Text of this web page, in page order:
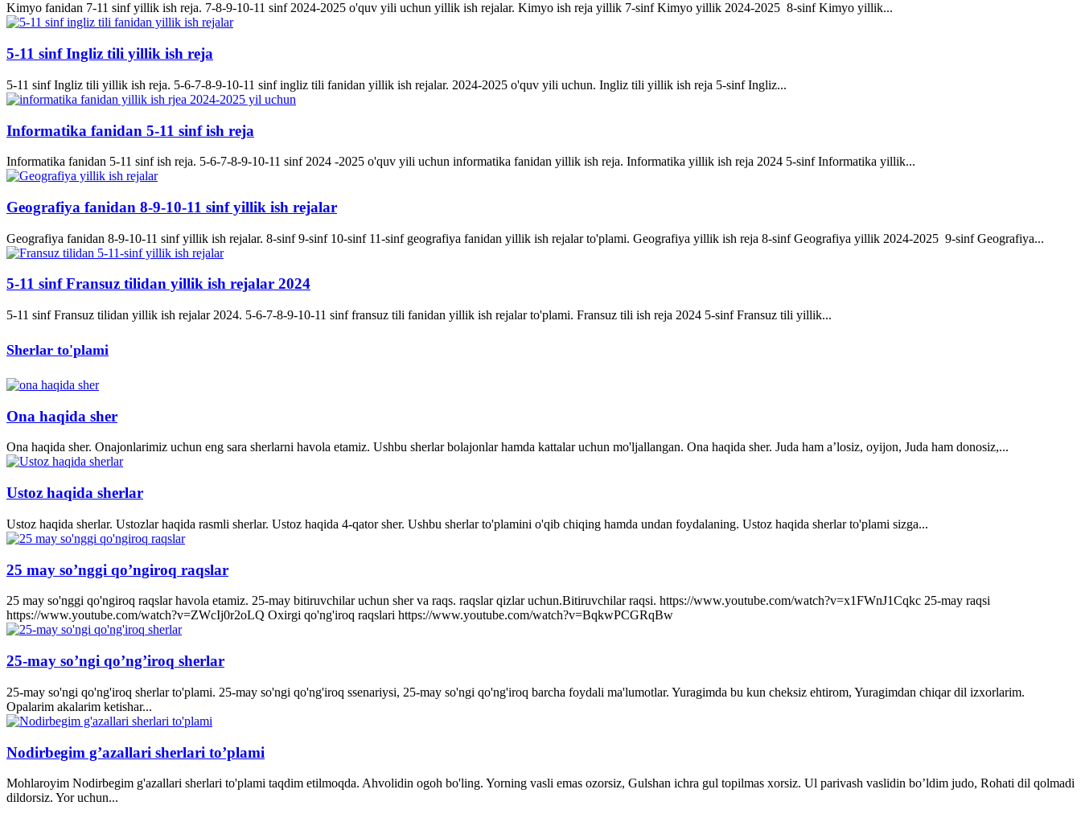
Kimyo fanidan 7-11 sinf yillik ish reja. 7-8-9-10-11 sinf 2024-2025 o'quv yili uchun yillik ish rejalar. Kimyo ish reja yillik 7-sinf Kimyo yillik 2024-2025 8-sinf Kimyo yillik...
5-11 sinf Ingliz tili yillik ish reja
5-11 sinf Ingliz tili yillik ish reja. 5-6-7-8-9-10-11 sinf ingliz tili fanidan yillik ish rejalar. 2024-2025 o'quv yili uchun. Ingliz tili yillik ish reja 5-sinf Ingliz...
Informatika fanidan 5-11 sinf ish reja
Informatika fanidan 5-11 sinf ish reja. 5-6-7-8-9-10-11 sinf 2024 -2025 o'quv yili uchun informatika fanidan yillik ish reja. Informatika yillik ish reja 2024 5-sinf Informatika yillik...
Geografiya fanidan 8-9-10-11 sinf yillik ish rejalar
Geografiya fanidan 8-9-10-11 sinf yillik ish rejalar. 8-sinf 9-sinf 10-sinf 11-sinf geografiya fanidan yillik ish rejalar to'plami. Geografiya yillik ish reja 8-sinf Geografiya yillik 2024-2025 9-sinf Geografiya...
5-11 sinf Fransuz tilidan yillik ish rejalar 2024
5-11 sinf Fransuz tilidan yillik ish rejalar 2024. 5-6-7-8-9-10-11 sinf fransuz tili fanidan yillik ish rejalar to'plami. Fransuz tili ish reja 2024 5-sinf Fransuz tili yillik...
Sherlar to'plami
Ona haqida sher
Ona haqida sher. Onajonlarimiz uchun eng sara sherlarni havola etamiz. Ushbu sherlar bolajonlar hamda kattalar uchun mo'ljallangan. Ona haqida sher. Juda ham a’losiz, oyijon, Juda ham donosiz,...
Ustoz haqida sherlar
Ustoz haqida sherlar. Ustozlar haqida rasmli sherlar. Ustoz haqida 4-qator sher. Ushbu sherlar to'plamini o'qib chiqing hamda undan foydalaning. Ustoz haqida sherlar to'plami sizga...
25 may so’nggi qo’ngiroq raqslar
25 may so'nggi qo'ngiroq raqslar havola etamiz. 25-may bitiruvchilar uchun sher va raqs. raqslar qizlar uchun.Bitiruvchilar raqsi. https://www.youtube.com/watch?v=x1FWnJ1Cqkc 25-may raqsi
https://www.youtube.com/watch?v=ZWcIj0r2oLQ Oxirgi qo'ng'iroq raqslari https://www.youtube.com/watch?v=BqkwPCGRqBw
25-may so’ngi qo’ng’iroq sherlar
25-may so'ngi qo'ng'iroq sherlar to'plami. 25-may so'ngi qo'ng'iroq ssenariysi, 25-may so'ngi qo'ng'iroq barcha foydali ma'lumotlar. Yuragimda bu kun cheksiz ehtirom, Yuragimdan chiqar dil izxorlarim.
Opalarim akalarim ketishar...
Nodirbegim g’azallari sherlari to’plami
Mohlaroyim Nodirbegim g'azallari sherlari to'plami taqdim etilmoqda. Ahvolidin ogoh bo'ling. Yorning vasli emas ozorsiz, Gulshan ichra gul topilmas xorsiz. Ul parivash vaslidin bo’ldim judo, Rohati dil qolmadi
dildorsiz. Yor uchun...